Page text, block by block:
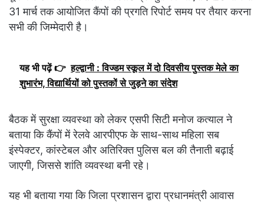
31 मार्च तक आयोजित कैंपों की प्रगति रिपोर्ट समय पर तैयार करना
सभी की जिम्मेदारी है।
यह भी पढ़ें 👉 हल्द्वानी : विज्डम स्कूल में दो दिवसीय पुस्तक मेले का
शुभारंभ, विद्यार्थियों को पुस्तकों से जुड़ने का संदेश
बैठक में सुरक्षा व्यवस्था को लेकर एसपी सिटी मनोज कत्याल ने
बताया कि कैंपों में रेलवे आरपीएफ के साथ-साथ महिला सब
इंस्पेक्टर, कांस्टेबल और अतिरिक्त पुलिस बल की तैनाती बढ़ाई
जाएगी, जिससे शांति व्यवस्था बनी रहे।
यह भी बताया गया कि जिला प्रशासन द्वारा प्रधानमंत्री आवास